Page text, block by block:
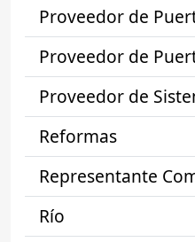
Proveedor de
Proveedor de
Proveedor de
Reformas
Representante
Río